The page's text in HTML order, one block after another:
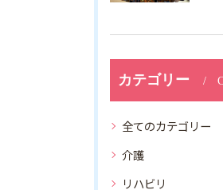
カテゴリー
全てのカテゴリー
介護
リハビリ